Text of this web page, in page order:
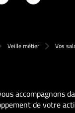
Veille métier Vos
accompagnons
de votre